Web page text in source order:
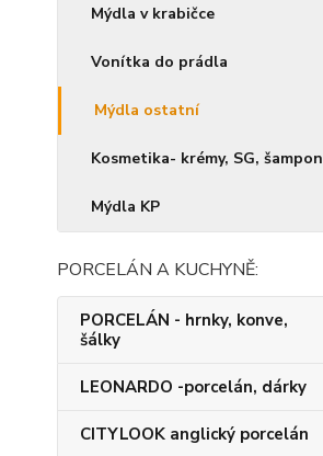
Mýdla v krabičce
Vonítka do prádla
Mýdla ostatní
Kosmetika- krémy, SG, šampon
Mýdla KP
PORCELÁN A KUCHYNĚ:
PORCELÁN - hrnky, konve,
šálky
LEONARDO -porcelán, dárky
CITYLOOK anglický porcelán